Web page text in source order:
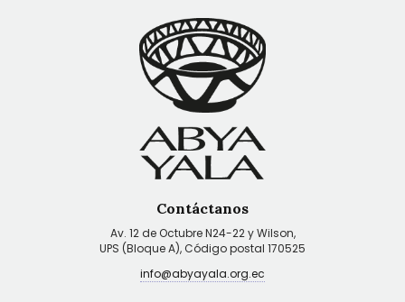
Contáctanos
Av. 12 de Octubre N24-22 y Wilson,
UPS (Bloque A), Código postal 170525
info@abyayala.org.ec